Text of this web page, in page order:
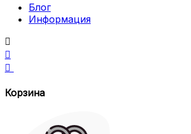
Блог
Информация



Корзина